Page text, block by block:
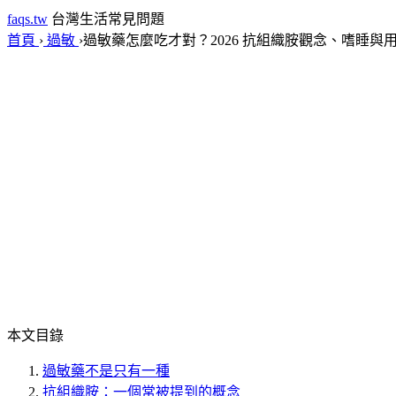
faqs.tw 台灣生活常見問題
首頁 › 過敏 ›過敏藥怎麼吃才對？2026 抗組織胺觀念、嗜睡與
本文目錄
過敏藥不是只有一種
抗組織胺：一個常被提到的概念